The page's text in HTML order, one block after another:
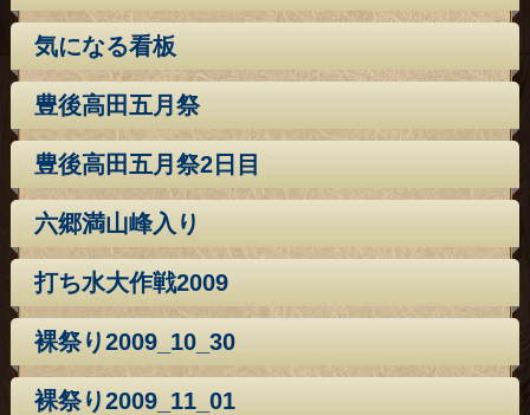
気になる看板
豊後高田五月祭
豊後高田五月祭2日目
六郷満山峰入り
打ち水大作戦2009
裸祭り2009_10_30
裸祭り2009_11_01